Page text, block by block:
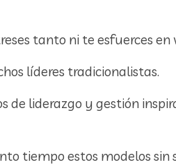
tanto ni te esfuerces en
líderes tradicionalistas.
de liderazgo y gestión
tiempo estos modelos sin